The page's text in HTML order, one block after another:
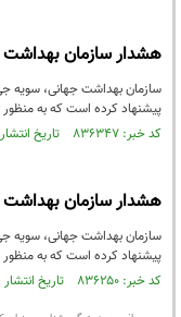
هشدار سازمان بهداشت
پیشنهاد کرده است که به
کد خبر: ۸۳۶۳۴۷ تاریخ انتشار : ۱۴۰۲/۱۰/۰۱
هشدار سازمان بهداشت
پیشنهاد کرده است که به
کد خبر: ۸۳۶۲۵۰ تاریخ انتشار : ۱۴۰۲/۰۹/۲۹